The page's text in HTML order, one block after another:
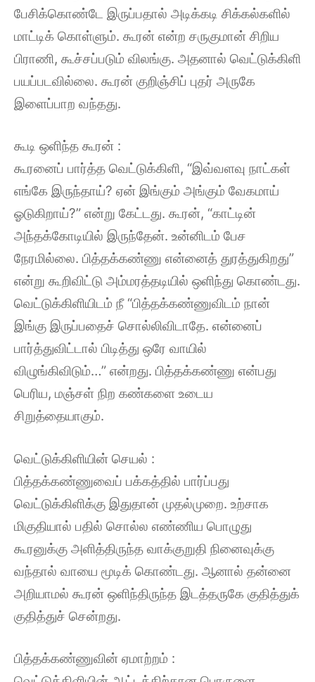
பேசிக்கொண்டே இருப்பதால் அடிக்கடி சிக்கல்களில்
மாட்டிக் கொள்ளும். கூரன் என்ற சருகுமான் சிறிய
பிராணி, கூச்சப்படும் விலங்கு. அதனால் வெட்டுக்கிளி
பயப்படவில்லை. கூரன் குறிஞ்சிப் புதர் அருகே
இளைப்பாற வந்தது.
கூடி ஒளிந்த கூரன் :
கூரனைப் பார்த்த வெட்டுக்கிளி, “இவ்வளவு நாட்கள்
எங்கே இருந்தாய்? ஏன் இங்கும் அங்கும் வேகமாய்
ஓடுகிறாய்?” என்று கேட்டது. கூரன், “காட்டின்
அந்தக்கோடியில் இருந்தேன். உன்னிடம் பேச
நேரமில்லை. பித்தக்கண்ணு என்னைத் துரத்துகிறது”
என்று கூறிவிட்டு அம்மரத்தடியில் ஒளிந்து கொண்டது.
வெட்டுக்கிளியிடம் நீ “பித்தக்கண்ணுவிடம் நான்
இங்கு இருப்பதைச் சொல்லிவிடாதே. என்னைப்
பார்த்துவிட்டால் பிடித்து ஒரே வாயில்
விழுங்கிவிடும்…” என்றது. பித்தக்கண்ணு என்பது
பெரிய, மஞ்சள் நிற கண்களை உடைய
சிறுத்தையாகும்.
வெட்டுக்கிளியின் செயல் :
பித்தக்கண்ணுவைப் பக்கத்தில் பார்ப்பது
வெட்டுக்கிளிக்கு இதுதான் முதல்முறை. உற்சாக
மிகுதியால் பதில் சொல்ல எண்ணிய பொழுது
கூரனுக்கு அளித்திருந்த வாக்குறுதி நினைவுக்கு
வந்தால் வாயை மூடிக் கொண்டது. ஆனால் தன்னை
அறியாமல் கூரன் ஒளிந்திருந்த இடத்தருகே குதித்துக்
குதித்துச் சென்றது.
பித்தக்கண்ணுவின் ஏமாற்றம் :